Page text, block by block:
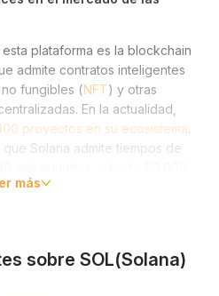
plataforma es la blockchain
admite contratos inteligentes
fungibles (NFT) y otras
En la actualidad,
proyectos en su ecosistema.
Solana admite tiempos de
de las transacciones
más
sobre SOL(Solana)